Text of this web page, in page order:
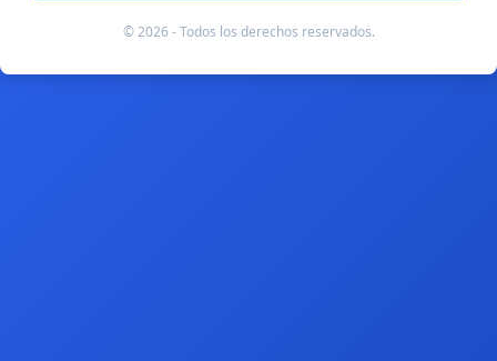
© 2026 - Todos los derechos reservados.